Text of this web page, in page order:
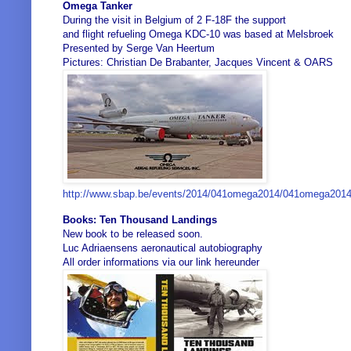
Omega Tanker
During the visit in Belgium of 2 F-18F the support
and flight refueling Omega KDC-10 was based at Melsbroek
Presented by Serge Van Heertum
Pictures: Christian De Brabanter, Jacques Vincent & OARS
http://www.sbap.be/events/2014/041omega2014/
Books: Ten Thousand Landings
New book to be released soon.
Luc Adriaensens aeronautical autobiography
All order informations via our link hereunder